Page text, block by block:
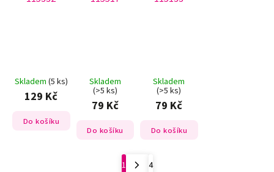
Skladem (5 ks)
129 Kč
Do košíku
Skladem
(>5 ks)
79 Kč
Do košíku
Skladem
(>5 ks)
79 Kč
Do košíku
1
4